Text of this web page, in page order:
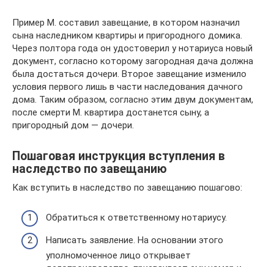
Пример М. составил завещание, в котором назначил
сына наследником квартиры и пригородного домика.
Через полтора года он удостоверил у нотариуса новый
документ, согласно которому загородная дача должна
была достаться дочери. Второе завещание изменило
условия первого лишь в части наследования дачного
дома. Таким образом, согласно этим двум документам,
после смерти М. квартира достанется сыну, а
пригородный дом — дочери.
Пошаговая инструкция вступления в
наследство по завещанию
Как вступить в наследство по завещанию пошагово:
Обратиться к ответственному нотариусу.
Написать заявление. На основании этого
уполномоченное лицо открывает